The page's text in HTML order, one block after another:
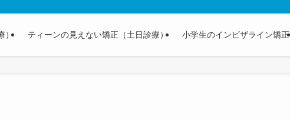
） ティーンの見えない矯正（土日診療） 小学生のインビザライン矯正